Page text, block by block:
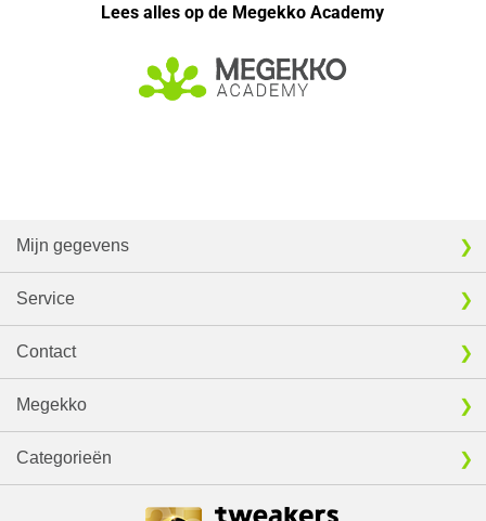
Lees alles op de Megekko Academy
Mijn gegevens
Service
Contact
Megekko
Categorieën